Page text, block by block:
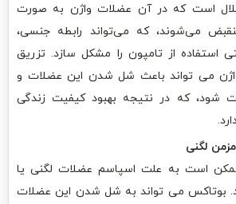
است که در آن عضلات واژن به صورت
می‌شوند، که می‌تواند رابطه جنسی،
استفاده از تامپون را مشکل سازد. تزریق
می تواند باعث شل شدن این عضلات و
شود، که در نتیجه بهبود کیفیت زندگی
لگنی
است به علت اسپاسم عضلات لگنی یا
بوتاکس می تواند به شل شدن این عضلات